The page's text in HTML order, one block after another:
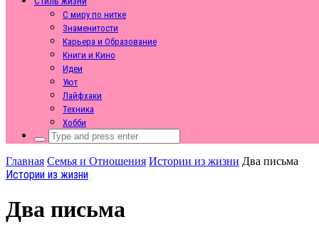
С миру по нитке
Знаменитости
Карьера и Образование
Книги и Кино
Идеи
Уют
Лайфхаки
Техника
Хобби
Search
for:
Главная Семья и Отношения Истории из жизни Два письма
Истории из жизни
Два письма